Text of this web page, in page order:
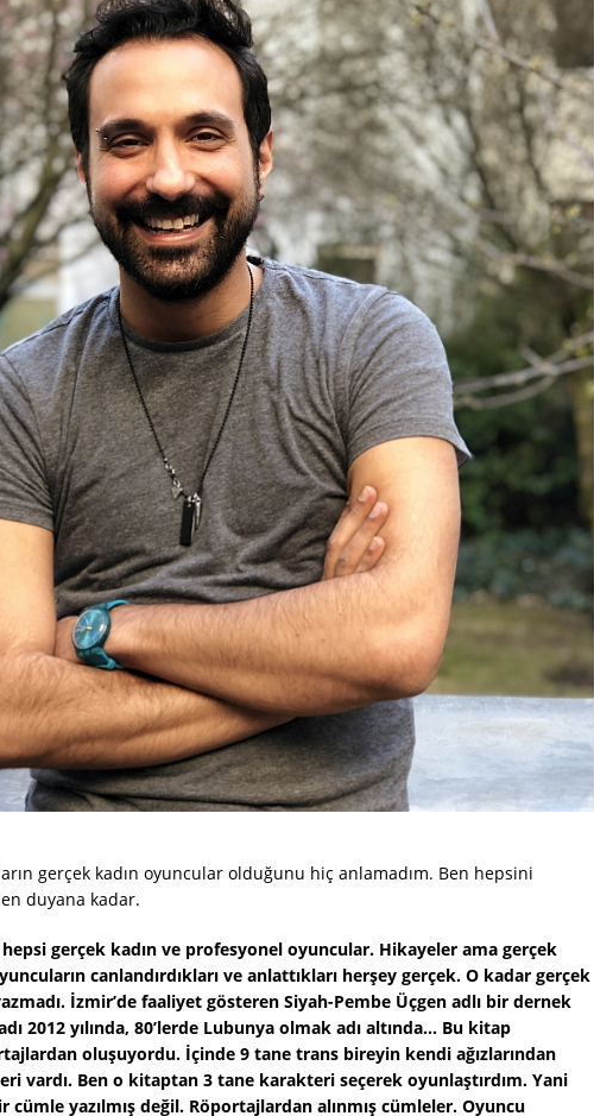
gerçek kadın oyuncular olduğunu hiç anlamadım. Ben hepsini
duyana kadar.
gerçek kadın ve profesyonel oyuncular. Hikayeler ama gerçek
canlandırdıkları ve anlattıkları herşey gerçek. O kadar gerçek
İzmir’de faaliyet gösteren Siyah-Pembe Üçgen adlı bir dernek
2012 yılında, 80’lerde Lubunya olmak adı altında… Bu kitap
oluşuyordu. İçinde 9 tane trans bireyin kendi ağızlarından
vardı. Ben o kitaptan 3 tane karakteri seçerek oyunlaştırdım. Yani
cümle yazılmış değil. Röportajlardan alınmış cümleler. Oyuncu